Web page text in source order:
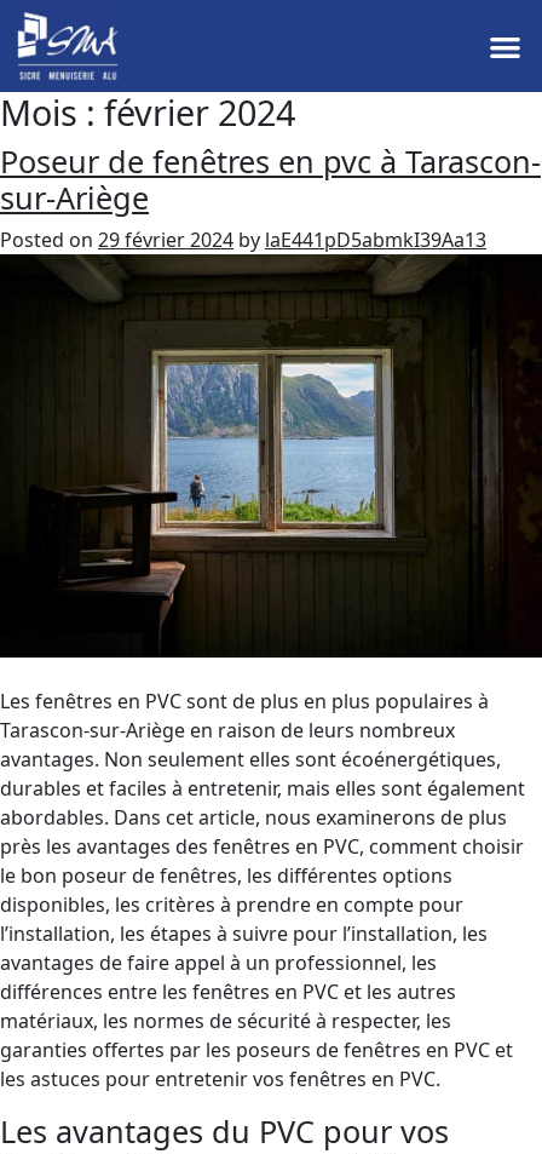
Mois : février 2024
Poseur de fenêtres en pvc à Tarascon-
sur-Ariège
Posted on 29 février 2024 by laE441pD5abmkI39Aa13
Les fenêtres en PVC sont de plus en plus populaires à
Tarascon-sur-Ariège en raison de leurs nombreux
avantages. Non seulement elles sont écoénergétiques,
durables et faciles à entretenir, mais elles sont également
abordables. Dans cet article, nous examinerons de plus
près les avantages des fenêtres en PVC, comment choisir
le bon poseur de fenêtres, les différentes options
disponibles, les critères à prendre en compte pour
l’installation, les étapes à suivre pour l’installation, les
avantages de faire appel à un professionnel, les
différences entre les fenêtres en PVC et les autres
matériaux, les normes de sécurité à respecter, les
garanties offertes par les poseurs de fenêtres en PVC et
les astuces pour entretenir vos fenêtres en PVC.
Les avantages du PVC pour vos